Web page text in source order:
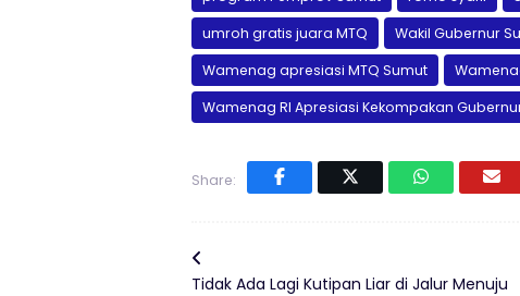
umroh gratis juara MTQ
Wakil Gubernur
Wamenag apresiasi MTQ Sumut
Wamenag RI Apresiasi Kekompakan
Share:
Tidak Ada Lagi Kutipan Liar di Jalur Menuju